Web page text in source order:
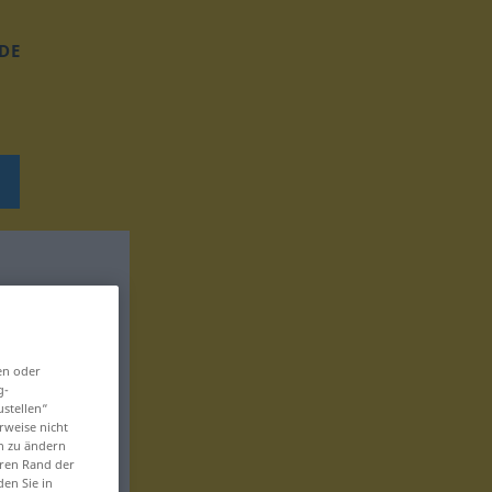
DE
oder
nicht
zu ändern
Rand der
Sie in